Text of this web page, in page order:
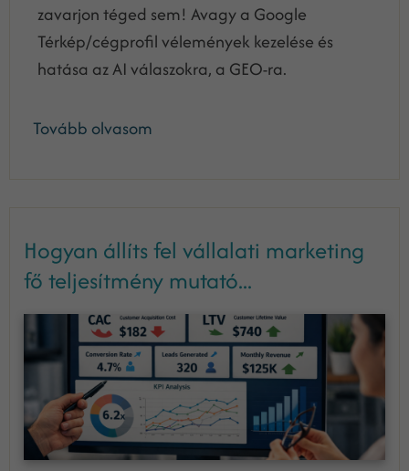
zavarjon téged sem! Avagy a Google
Térkép/cégprofil vélemények kezelése és
hatása az AI válaszokra, a GEO-ra.
Tovább olvasom
Hogyan állíts fel vállalati marketing
fő teljesítmény mutató...